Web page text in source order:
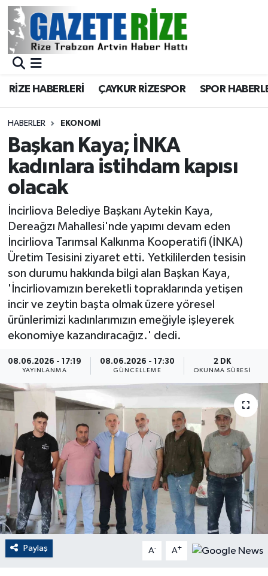
RİZE HABERLERİ ÇAYKUR RİZESPOR SPOR
HABERLER EKONOMİ
Başkan Kaya; İNKA
kadınlara istihdam kapısı
olacak
İncirliova Belediye Başkanı Aytekin Kaya,
Dereağzı Mahallesi'nde yapımı devam eden
İncirliova Tarımsal Kalkınma Kooperatifi (İNKA)
Üretim Tesisini ziyaret etti. Yetkililerden tesisin
son durumu hakkında bilgi alan Başkan Kaya,
'İncirliovamızın bereketli topraklarında yetişen
incir ve zeytin başta olmak üzere yöresel
ürünlerimizi kadınlarımızın emeğiyle işleyerek
ekonomiye kazandıracağız.' dedi.
08.06.2026 - 17:19
YAYINLANMA
08.06.2026 - 17:30
GÜNCELLEME
2 DK
OKUNMA SÜRESI
Paylaş A- A+
BÖLGEMİZ
Asayiş
Rize Jandarma Komutanlığı
Bilim Teknoloji
Advertising news
Canlı Maç
ÇEVRE
Dış Haberler
EKONOMİ
English News
Finans
Flaş Haber
Gayrimenkul
Merkez Nöbetçi Eczaneler
Merkez Trafik Yoğunluk Haritası
Süper Lig Puan Durumu ve Fikstür
Tüm Manşetler
Haber Arşivi